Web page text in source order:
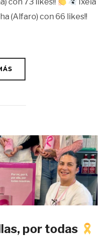
(Alfaro) con 66 likes!!
por todas